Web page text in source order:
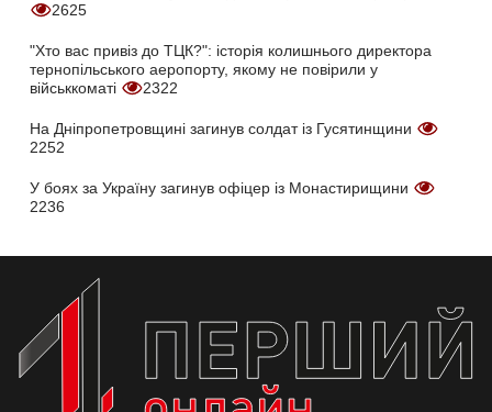
2625
"Хто вас привіз до ТЦК?": історія колишнього директора
тернопільського аеропорту, якому не повірили у
військкоматі
2322
На Дніпропетровщині загинув солдат із Гусятинщини
2252
У боях за Україну загинув офіцер із Монастирищини
2236